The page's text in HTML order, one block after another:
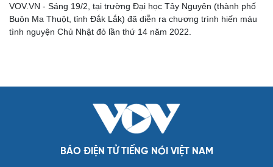
VOV.VN - Sáng 19/2, tại trường Đại học Tây Nguyên (thành phố
Buôn Ma Thuột, tỉnh Đắk Lắk) đã diễn ra chương trình hiến máu
tình nguyện Chủ Nhật đỏ lần thứ 14 năm 2022.
BÁO ĐIỆN TỬ TIẾNG NÓI VIỆT NAM